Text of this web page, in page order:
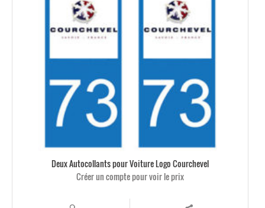
Deux Autocollants pour Voiture Logo Courchevel
Créer un compte pour voir le prix